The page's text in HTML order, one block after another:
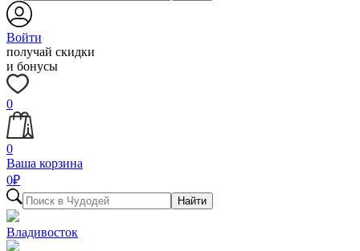
Войти
получай скидки
и бонусы
0
0
Ваша корзина
0₽
Найти
Владивосток